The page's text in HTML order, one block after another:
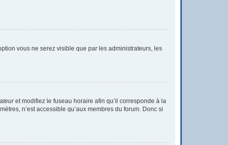
vous ne serez visible que par les administrateurs, les
et modifiez le fuseau horaire afin qu’il corresponde à la
n’est accessible qu’aux membres du forum. Donc si